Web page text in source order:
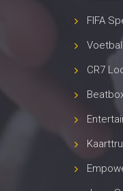
FIFA
CR7